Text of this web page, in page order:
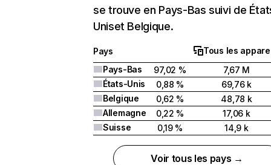
se trouve en Pays-Bas suivi de
Uniset Belgique.
Pays
Tous les
Pays-Bas
97,02 %
7,67 M
États-Unis
0,88 %
69,76 k
Belgique
0,62 %
48,78 k
Allemagne
0,22 %
17,06 k
Suisse
0,19 % 14,9 k
Voir tous les pays →